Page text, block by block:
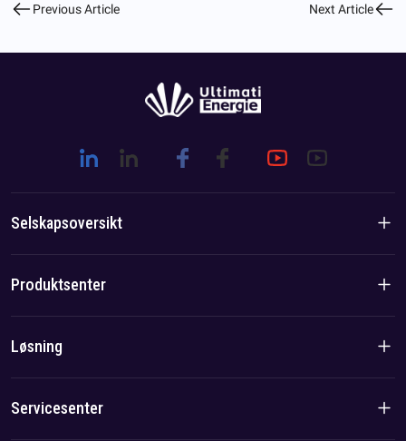
Previous Article Next Article
Selskapsoversikt
Introduksjon til selskapet
Lag-/lokalfordel
Produktsenter
Boligprodukter
Løsning
Løsning
Servicesenter